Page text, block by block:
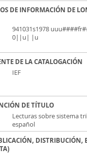
DE INFORMACIÓN DE
941031s1978
0||u| |u
DE LA CATALOGACIÓN
IEF
DE TÍTULO
Lecturas sobre sistema
español
DISTRIBUCIÓN,